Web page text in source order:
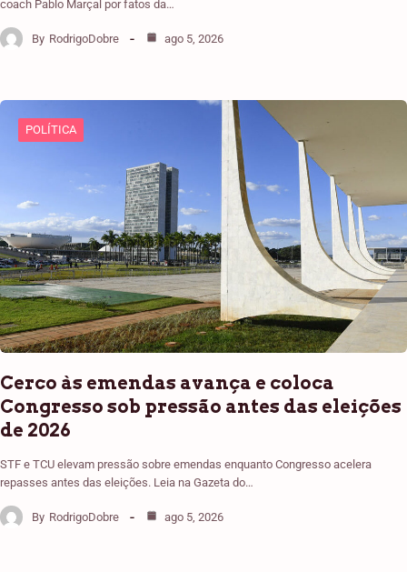
coach Pablo Marçal por fatos da…
By RodrigoDobre ago 5, 2026
POLÍTICA
Cerco às emendas avança e coloca
Congresso sob pressão antes das eleições
de 2026
STF e TCU elevam pressão sobre emendas enquanto Congresso acelera
repasses antes das eleições. Leia na Gazeta do…
By RodrigoDobre ago 5, 2026